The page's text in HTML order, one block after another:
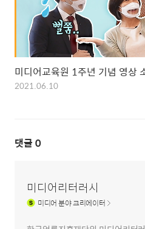
미디어교육원 1주년 기념 영상
2021.06.10
댓글 0
미디어리터러시
미디어분야 크리에이터